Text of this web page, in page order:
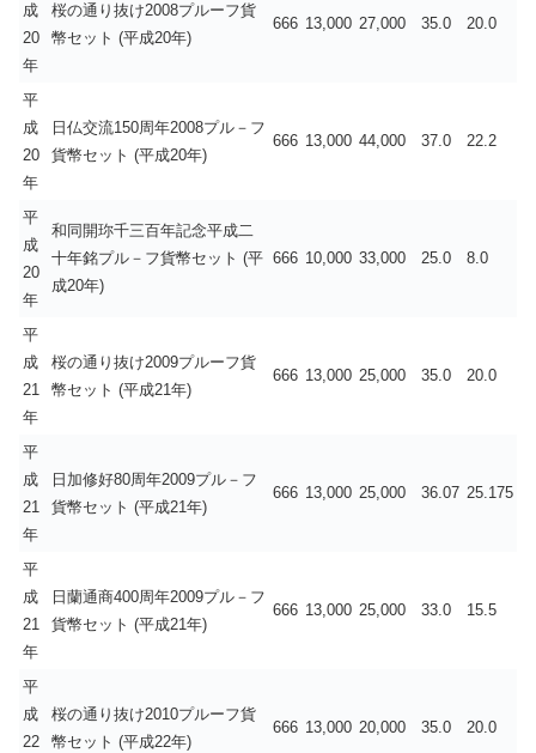
成
20
年
桜の通り抜け2008プルーフ貨
幣セット (平成20年)
666 13,000 27,000 35.0 20.0
平
成
20
年
日仏交流150周年2008プル－フ
貨幣セット (平成20年)
666 13,000 44,000 37.0 22.2
平
成
20
年
和同開珎千三百年記念平成二
十年銘プル－フ貨幣セット (平
成20年)
666 10,000 33,000 25.0 8.0
平
成
21
年
桜の通り抜け2009プルーフ貨
幣セット (平成21年)
666 13,000 25,000 35.0 20.0
平
成
21
年
日加修好80周年2009プル－フ
貨幣セット (平成21年)
666 13,000 25,000 36.07 25.175
平
成
21
年
日蘭通商400周年2009プル－フ
貨幣セット (平成21年)
666 13,000 25,000 33.0 15.5
平
成
22
桜の通り抜け2010プルーフ貨
幣セット (平成22年)
666 13,000 20,000 35.0 20.0